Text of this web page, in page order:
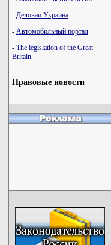
- Деловая Украина
- Автомобильный портал
- The legislation of the Great
Britain
Правовые новости